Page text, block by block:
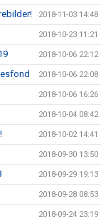
2018-11-03 14:48
2018-10-23 11:21
2018-10-06 22:12
2018-10-06 22:08
2018-10-06 16:26
2018-10-04 08:42
2018-10-02 14:41
2018-09-30 13:50
2018-09-29 19:13
2018-09-28 08:53
2018-09-24 23:19